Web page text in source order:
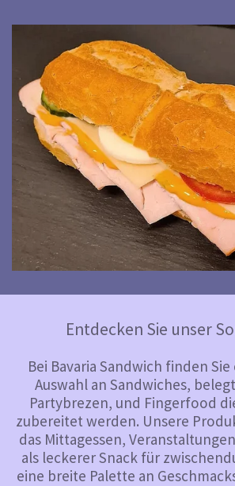
Entdecken Sie unser
Bei Bavaria Sandwich finden
Auswahl an Sandwiches,
Partybrezen, und Fingerfood
zubereitet werden. Unsere
das Mittagessen,
als leckerer Snack für
eine breite Palette an